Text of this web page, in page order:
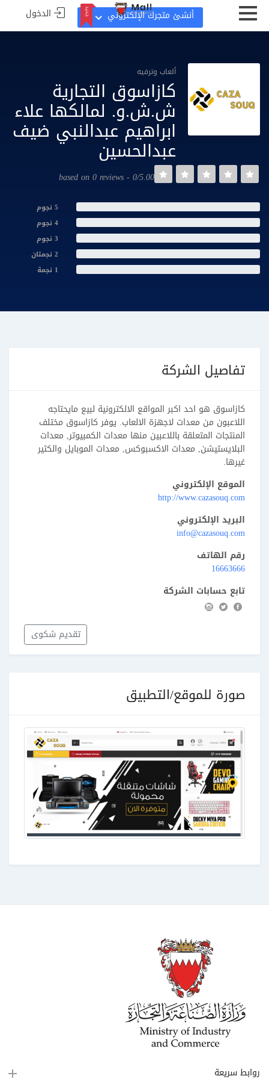
أنشئ متجرك الإلكتروني جديد الدخول
ألعاب وترفيه
كازاسوق التجارية
ش.ش.و. لمالكها علاء
ابراهيم عبدالنبي ضيف
عبدالحسين
0/5.00 - based on 0 reviews
5 نجوم
4 نجوم
3 نجوم
2 نجمتان
1 نجمة
تفاصيل الشركة
كازاسوق هو احد اكبر المواقع الالكترونية لبيع مايحتاجه
اللاعبون من معدات لاجهزة الالعاب. يوفر كازاسوق مختلف
المنتجات المتعلقة باللاعبين منها معدات الكمبيوتر, معدات
البلايستيشن, معدات الاكسبوكس, معدات الموبايل والكثير
غيرها.
الموقع الإلكتروني
http://www.cazasouq.com
البريد الإلكتروني
info@cazasouq.com
رقم الهاتف
16663666
تابع حسابات الشركة
تقديم شكوى
صورة للموقع/التطبيق
روابط سريعة